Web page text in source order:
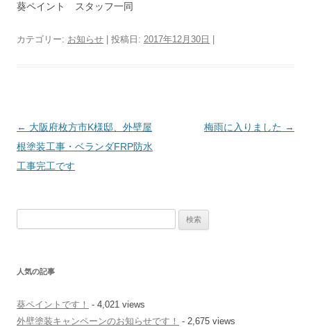
葵ペイント スタッフ一同
カテゴリー: お知らせ | 投稿日: 2017年12月30日
投
稿
ナ
← 大阪府枚方市K様邸、外壁屋
根塗装工事・ベランダFRP防水
工事完工です
梅雨に入りました →
人気の記事
葵ペイントです！
- 4,021 views
外壁塗装キャンペーンのお知らせです！
- 2,675 views